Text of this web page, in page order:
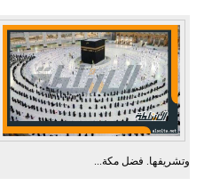
وتشريفها. فضل مكة...